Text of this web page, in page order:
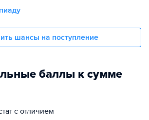
шансы на поступление
баллы к сумме
с отличием